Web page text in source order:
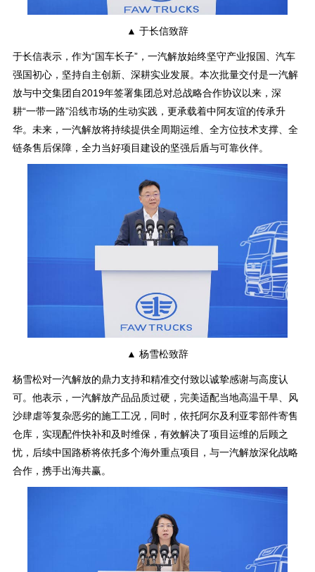
▲ 于长信致辞
于长信表示，作为“国车长子”，一汽解放始终坚守产业报国、汽车
强国初心，坚持自主创新、深耕实业发展。本次批量交付是一汽解
放与中交集团自2019年签署集团总对总战略合作协议以来，深
耕“一带一路”沿线市场的生动实践，更承载着中阿友谊的传承升
华。未来，一汽解放将持续提供全周期运维、全方位技术支撑、全
链条售后保障，全力当好项目建设的坚强后盾与可靠伙伴。
▲ 杨雪松致辞
杨雪松对一汽解放的鼎力支持和精准交付致以诚挚感谢与高度认
可。他表示，一汽解放产品品质过硬，完美适配当地高温干旱、风
沙肆虐等复杂恶劣的施工工况，同时，依托阿尔及利亚零部件寄售
仓库，实现配件快补和及时维保，有效解决了项目运维的后顾之
忧，后续中国路桥将依托多个海外重点项目，与一汽解放深化战略
合作，携手出海共赢。